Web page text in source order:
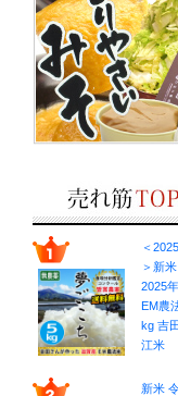
＜
＞新
2025
EM農
kg 吉
江米
新米